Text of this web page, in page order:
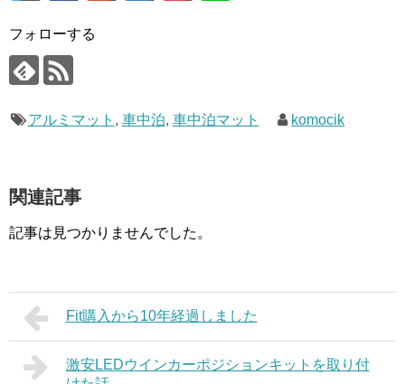
フォローする
アルミマット , 車中泊, 車中泊マット komocik
関連記事
記事は見つかりませんでした。
Fit購入から10年経過しました
激安LEDウインカーポジションキットを取り付